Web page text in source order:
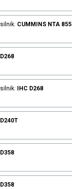
silnik: CUMMINS NTA 855
D268
silnik: IHC D268
D240T
D358
D358